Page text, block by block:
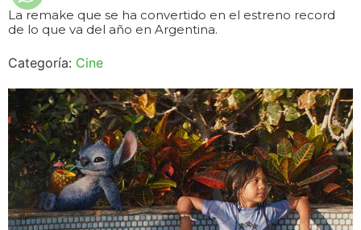
La remake que se ha convertido en el estreno record
de lo que va del año en Argentina.
Categoría: Cine